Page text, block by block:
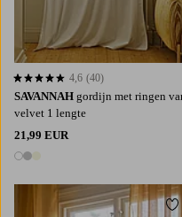
SAVANNAH gordijn met ringen
velvet 1 lengte
21,99 EUR
3 kleuren
4,6 op basis van 40 beoordelingen
4,6 (40)